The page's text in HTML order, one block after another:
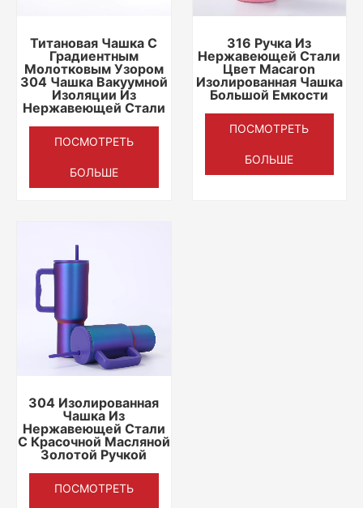
Титановая Чашка С
Градиентным
Молотковым Узором
304 Чашка Вакуумной
Изоляции Из
Нержавеющей Стали
ПОСМОТРЕТЬ
БОЛЬШЕ
316 Ручка Из
Нержавеющей Стали
Цвет Macaron
Изолированная Чашка
Большой Емкости
ПОСМОТРЕТЬ
БОЛЬШЕ
304 Изолированная
Чашка Из
Нержавеющей Стали
С Красочной Масляной
Золотой Ручкой
ПОСМОТРЕТЬ